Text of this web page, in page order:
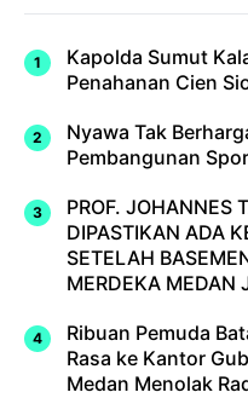
Kapolda Sumut
Penahanan Cien
Nyawa Tak
Pembangunan
PROF. JOHANNES
DIPASTIKAN ADA
SETELAH
MERDEKA MEDAN
Ribuan Pemuda
Rasa ke Kantor
Medan Menolak